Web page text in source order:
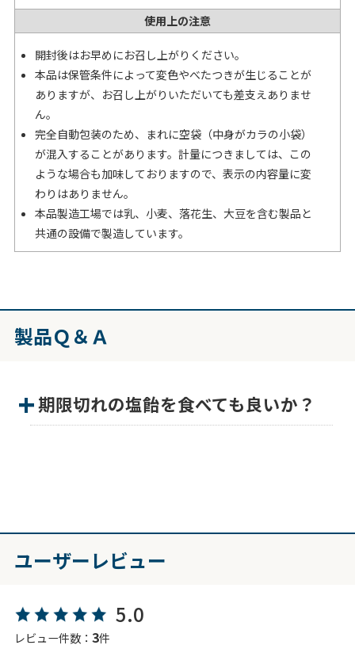
使用上の注意
開封後はお早めにお召し上がりください。
本品は保管条件によって変色やべたつきが生じることが
ありますが、お召し上がりいただいても差支えありませ
ん。
完全自動包装のため、まれに空袋（中身がカラの小袋）
が混入することがあります。計量につきましては、この
ような場合も加味しておりますので、表示の内容量に変
わりはありません。
本品製造工場では乳、小麦、落花生、大豆を含む製品と
共通の設備で製造しています。
製品Ｑ＆Ａ
期限切れの塩飴を食べても良いか？
ユーザーレビュー
5.0
レビュー件数： 3件